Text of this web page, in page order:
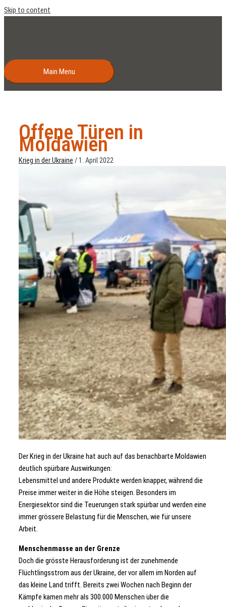
Skip to content
Main Menu
Offene Türen in
Moldawien
Krieg in der Ukraine /1. April 2022
Der Krieg in der Ukraine hat auch auf das benachbarte Moldawien
deutlich spürbare Auswirkungen:
Lebensmittel und andere Produkte werden knapper, während die
Preise immer weiter in die Höhe steigen. Besonders im
Energiesektor sind die Teuerungen stark spürbar und werden eine
immer grössere Belastung für die Menschen, wie für unsere
Arbeit.
Menschenmasse an der Grenze
Doch die grösste Herausforderung ist der zunehmende
Flüchtlingsstrom aus der Ukraine, der vor allem im Norden auf
das kleine Land trifft. Bereits zwei Wochen nach Beginn der
Kämpfe kamen mehr als 300.000 Menschen über die